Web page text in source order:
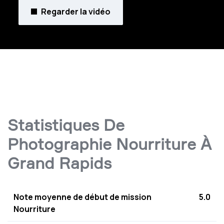
Regarder la vidéo
Statistiques De
Photographie Nourriture À
Grand Rapids
Note moyenne de début de mission
Nourriture
5.0